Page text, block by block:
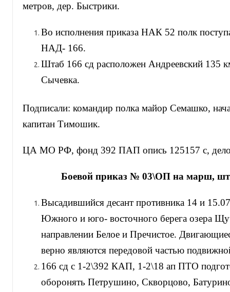
метров, дер. Быстрики.
Во исполнения приказа НАК 52 полк
НАД- 166.
Штаб 166 сд расположен Андреевский 135
Сычевка.
Подписали: командир полка майор Семашко,
капитан Тимошик.
ЦА МО РФ, фонд 392 ПАП опись 125157 с, дело
Боевой приказ № 03\ОП на марш,
Высадившийся десант противника 14 и
Южного и юго- восточного берега озера
направлении Белое и Пречистое.
верно являются передовой частью
166 сд с 1-2\392 КАП, 1-2\18 ап ПТО
оборонять Петрушино, Скворцово,